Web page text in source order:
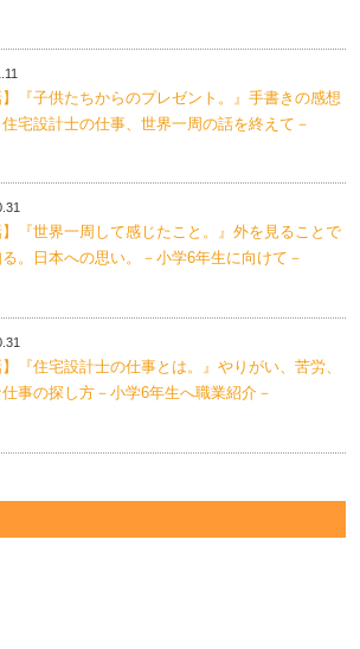
】『子供たちからのプレゼント。』手書きの感想
宅設計士の仕事、世界一周の話を終えて－
】『世界一周して感じたこと。』外を見ることで
。日本への思い。－小学6年生に向けて－
】『住宅設計士の仕事とは。』やりがい、苦労、
事の探し方－小学6年生へ職業紹介－